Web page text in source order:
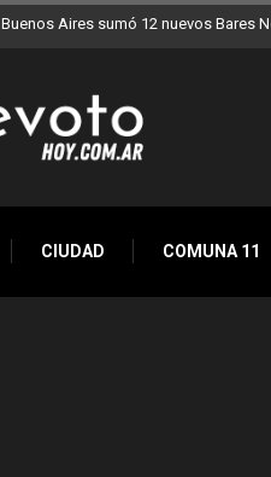
Buenos Aires sumó 12 nuevos Bares
CIUDAD COMUNA 11